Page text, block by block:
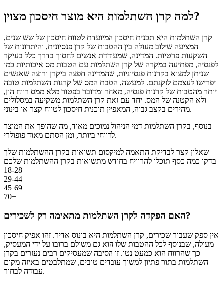
למה קרן השתלמות היא מוצר חיסכון מצוין?
קרן השתלמות היא תכנית חיסכון המיועדת לטווח חיסכון של שש שנים,
המציעה שילוב מעולה בין ההטבות של קרן פנסיונית, והיתרונות של
השקעות פרטיות. המדינה, שמעודדת אנשים לחסוך בדרך כלל בעיקר
לפנסיה, מפתיעה במקרה של קרן השתלמות עם הטבות מס איכותיות כמו
שניתן למצוא בקרנות פנסיוניות, שהמדינה חפצה ביקרן ורוצה שאנשים
יפרישו לעצמם לזקנתם. למעשה, הטבת המס של קרנות השתלמות טובה
יותר מהטבות של קרנות פנסיה, מאחר ומדובר בפטור מלא ממס רווח הון,
ולא הקטנה של המס. יחד עם זאת קרן השתלמות משקיעה במסלולים
מהירים בקצב גבוה, המאפיין תוכנית חיסכון לטווח קצר או בינוני.
בנוסף, בקרן השתלמות דמי הניהול נמוכים מאוד, מה שהופך את המוצר
לרווחי ביותר, ומן הסתם מאוד פופולרי.
שאלון קצר לבדיקת התאמה למיקסום תשואות בקרן ההשתלמות שלך
בדקו כמה כסף תוכלו להרוויח בחודש מתשואות בקרן ההשתלמות שלכם
18-28
29-44
45-69
70+
האם הפקדה לקרן השתלמות מתאימה רק לשכירים?
אין ספק שעבור שכירים, קרן השתלמות היא בונוס אדיר. זהו אפיק חיסכון
מעולה, שבנוסף לכל ההטבות שלו הוא גם משולם ברובו על ידי המעסיק,
כך שהרווח הוא כמעט נטו. זו הסיבה שמעסיקים רבים נעזרים בקרן
השתלמות בתור פתיון למשוך עובדים טובים, שמתלבטים באיזה מקום
עבודה לבחור.